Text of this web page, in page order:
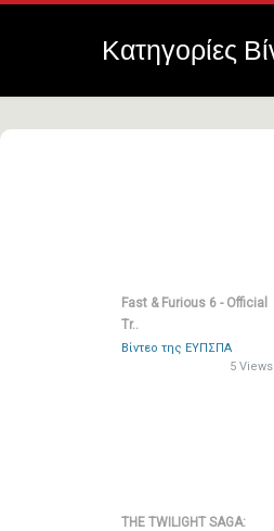
Κατηγορίες
Fast & Furious 6 - Official
Tr..
Βίντεο της ΕΥΠΣΠΑ
5 Views
THE TWILIGHT SAGA: